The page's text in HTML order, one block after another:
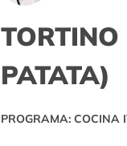
TORTINO
PATATA)
PROGRAMA: COCINA